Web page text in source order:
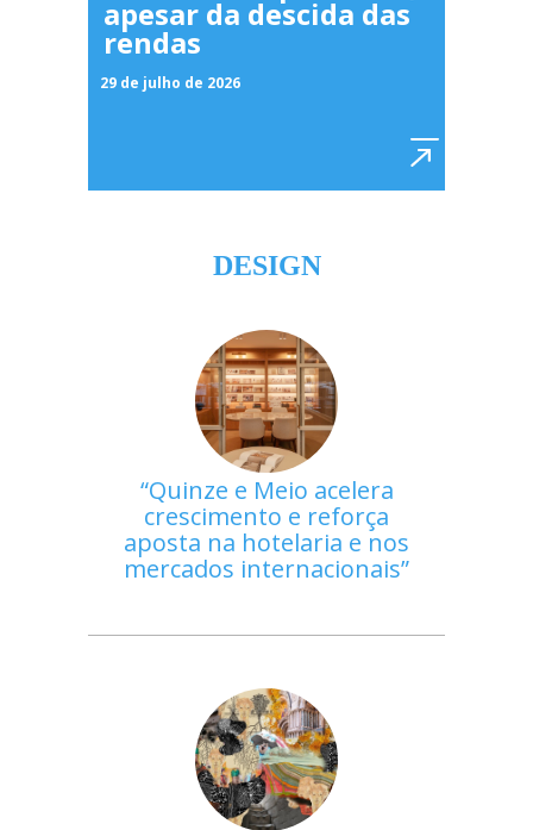
apesar da descida das
rendas
29 de julho de 2026
DESIGN
Quinze e Meio acelera
crescimento e reforça
aposta na hotelaria e nos
mercados internacionais